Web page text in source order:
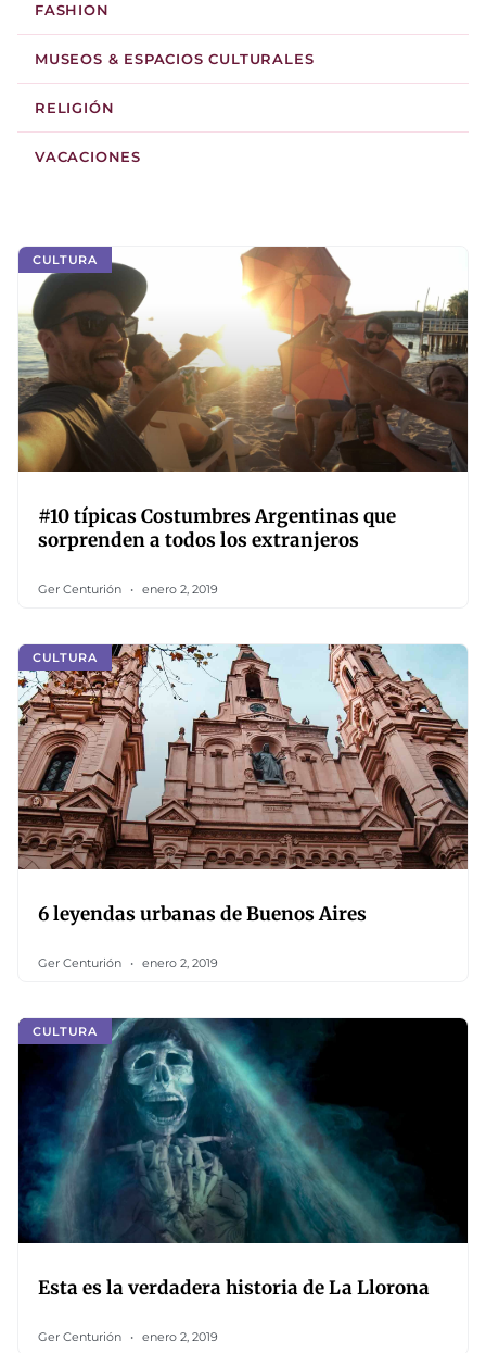
FASHION
MUSEOS & ESPACIOS CULTURALES
RELIGIÓN
VACACIONES
CULTURA
#10 típicas Costumbres Argentinas que
sorprenden a todos los extranjeros
Ger Centurión enero 2, 2019
CULTURA
6 leyendas urbanas de Buenos Aires
Ger Centurión enero 2, 2019
CULTURA
Esta es la verdadera historia de La Llorona
Ger Centurión enero 2, 2019